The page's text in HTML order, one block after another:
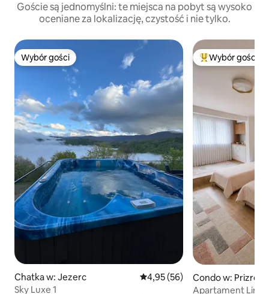
Goście są jednomyślni: te miejsca na pobyt są wysoko
oceniane za lokalizację, czystość i nie tylko.
Wybór gości
Wybór gości
Chatka w: Jezerc Średnia ocena: 4,95 na 5,
4,95 (56)
Sky Luxe 1
Wybór gości
Condo w: Prizren
Apartament Lina